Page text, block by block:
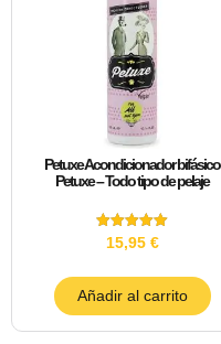
Petuxe Acondicionador bifásico
Petuxe – Todo tipo de pelaje
Valorado
con
de 5
15,95 €
Añadir al carrito